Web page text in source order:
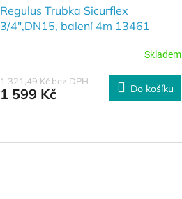
Regulus Trubka Sicurflex
3/4",DN15, balení 4m 13461
Skladem
1 321,49 Kč bez DPH
1 599 Kč Do košíku
v